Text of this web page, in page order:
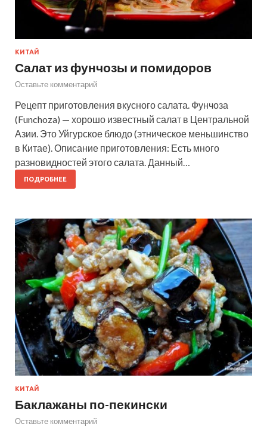
КИТАЙ
Салат из фунчозы и помидоров
Оставьте комментарий
Рецепт приготовления вкусного салата. Фунчоза
(Funchoza) — хорошо известный салат в Центральной
Азии. Это Уйгурское блюдо (этническое меньшинство
в Китае). Описание приготовления: Есть много
разновидностей этого салата. Данный…
ПОДРОБНЕЕ
КИТАЙ
Баклажаны по-пекински
Оставьте комментарий